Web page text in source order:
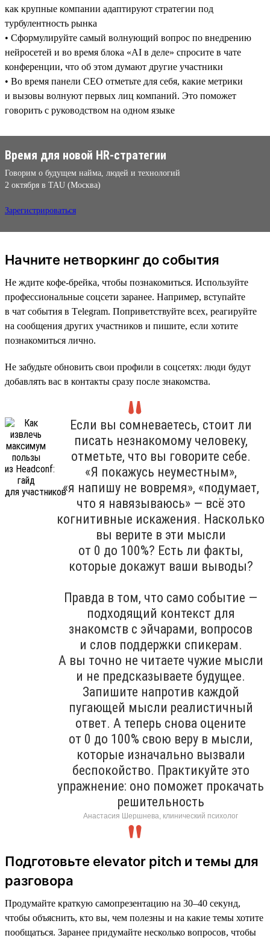
как крупные компании адаптируют стратегии под
турбулентность рынка
• Сформулируйте самый волнующий вопрос по внедрению
нейросетей и во время блока «AI в деле» спросите в чате
конференции, что об этом думают другие участники
• Во время панели CEO отметьте для себя, какие метрики
и вызовы волнуют первых лиц компаний. Это поможет
говорить с руководством на одном языке
Время для новой HR-стратегии
Говорим о будущем найма, людей и технологий
2 октября в TAU (Москва)
Зарегистрироваться
Начните нетворкинг до события
Не ждите кофе-брейка, чтобы познакомиться. Используйте
профессиональные соцсети заранее. Например, вступайте
в чат события в Тelegram. Поприветствуйте всех, реагируйте
на сообщения других участников и пишите, если хотите
познакомиться лично.
Не забудьте обновить свои профили в соцсетях: люди будут
добавлять вас в контакты сразу после знакомства.
Если вы сомневаетесь, стоит ли
писать незнакомому человеку,
отметьте, что вы говорите себе.
«Я покажусь неуместным»,
«я напишу не вовремя», «подумает,
что я навязываюсь» — всё это
когнитивные искажения. Насколько
вы верите в эти мысли
от 0 до 100%? Есть ли факты,
которые докажут ваши выводы?
Правда в том, что само событие —
подходящий контекст для
знакомств с эйчарами, вопросов
и слов поддержки спикерам.
А вы точно не читаете чужие мысли
и не предсказываете будущее.
Запишите напротив каждой
пугающей мысли реалистичный
ответ. А теперь снова оцените
от 0 до 100% свою веру в мысли,
которые изначально вызвали
беспокойство. Практикуйте это
упражнение: оно поможет прокачать
решительность
Анастасия Шершнева, клинический психолог
Подготовьте elevator pitch и темы для
разговора
Продумайте краткую самопрезентацию на 30–40 секунд,
чтобы объяснить, кто вы, чем полезны и на какие темы хотите
пообщаться. Заранее придумайте несколько вопросов, чтобы